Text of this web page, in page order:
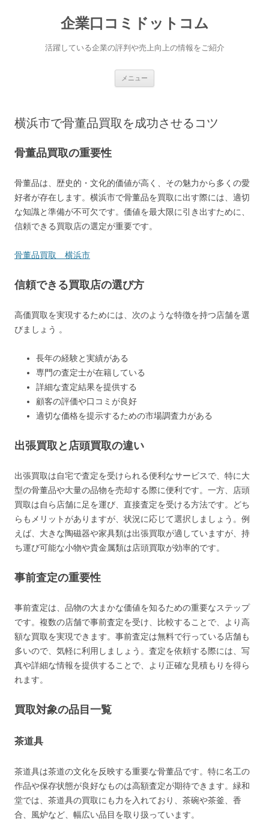
企業口コミドットコム
活躍している企業の評判や売上向上の情報をご紹介
メニュー
横浜市で骨董品買取を成功させるコツ
骨董品買取の重要性
骨董品は、歴史的・文化的価値が高く、その魅力から多くの愛
好者が存在します。横浜市で骨董品を買取に出す際には、適切
な知識と準備が不可欠です。価値を最大限に引き出すために、
信頼できる買取店の選定が重要です。
骨董品買取 横浜市
信頼できる買取店の選び方
高価買取を実現するためには、次のような特徴を持つ店舗を選
びましょう 。
長年の経験と実績がある
専門の査定士が在籍している
詳細な査定結果を提供する
顧客の評価や口コミが良好
適切な価格を提示するための市場調査力がある
出張買取と店頭買取の違い
出張買取は自宅で査定を受けられる便利なサービスで、特に大
型の骨董品や大量の品物を売却する際に便利です。一方、店頭
買取は自ら店舗に足を運び、直接査定を受ける方法です。どち
らもメリットがありますが、状況に応じて選択しましょう。例
えば、大きな陶磁器や家具類は出張買取が適していますが、持
ち運び可能な小物や貴金属類は店頭買取が効率的です。
事前査定の重要性
事前査定は、品物の大まかな価値を知るための重要なステップ
です。複数の店舗で事前査定を受け、比較することで、より高
額な買取を実現できます。事前査定は無料で行っている店舗も
多いので、気軽に利用しましょう。査定を依頼する際には、写
真や詳細な情報を提供することで、より正確な見積もりを得ら
れます。
買取対象の品目一覧
茶道具
茶道具は茶道の文化を反映する重要な骨董品です。特に名工の
作品や保存状態が良好なものは高額査定が期待できます。緑和
堂では、茶道具の買取にも力を入れており、茶碗や茶釜、香
合、風炉など、幅広い品目を取り扱っています。